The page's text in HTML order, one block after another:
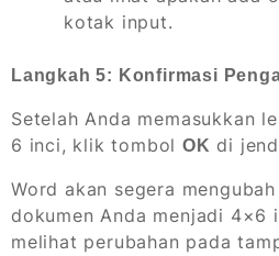
kotak input.
Langkah 5: Konfirmasi
Setelah Anda memasukkan
6 inci, klik tombolOK di
Word akan segera
dokumen Anda menjadi 4×6
melihat perubahan pada